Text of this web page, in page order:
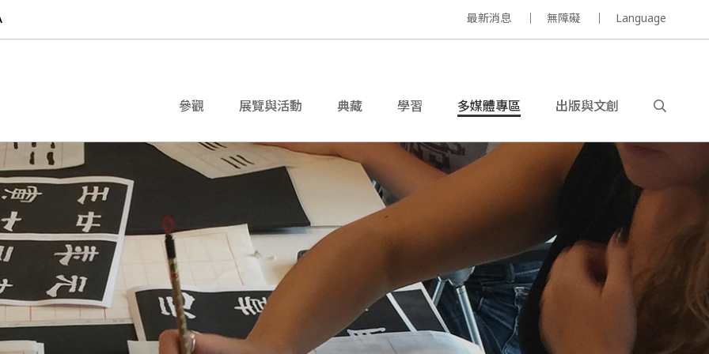
最新消息 無障礙 Language
參觀 展覽與活動 典藏 學習 多媒體專區 出版與文創